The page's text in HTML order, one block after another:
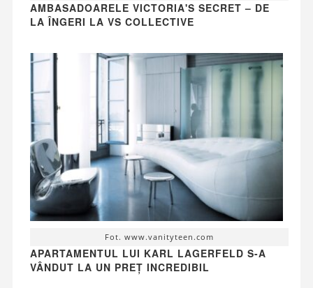
AMBASADOARELE VICTORIA'S SECRET – DE
LA ÎNGERI LA VS COLLECTIVE
Fot. www.vanityteen.com
APARTAMENTUL LUI KARL LAGERFELD S-A
VÂNDUT LA UN PREȚ INCREDIBIL